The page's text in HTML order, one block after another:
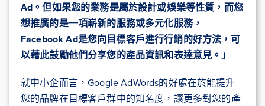
Ad 。但如果您的業務是屬於設計或娛樂等性質，而您
想推廣的是一項嶄新的服務或多元化服務，
Facebook Ad是您向目標客戶進行行銷的好方法，可
以藉此鼓勵他們分享您的產品資訊和表達意見。」
就中小企而言，Google AdWords的好處在於能提升
您的品牌在目標客戶群中的知名度，讓更多對您的產